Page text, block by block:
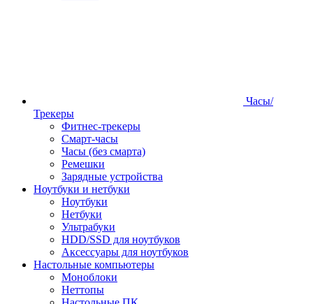
Часы/
Трекеры
Фитнес-трекеры
Смарт-часы
Часы (без смарта)
Ремешки
Зарядные устройства
Ноутбуки и нетбуки
Ноутбуки
Нетбуки
Ультрабуки
HDD/SSD для ноутбуков
Аксессуары для ноутбуков
Настольные компьютеры
Моноблоки
Неттопы